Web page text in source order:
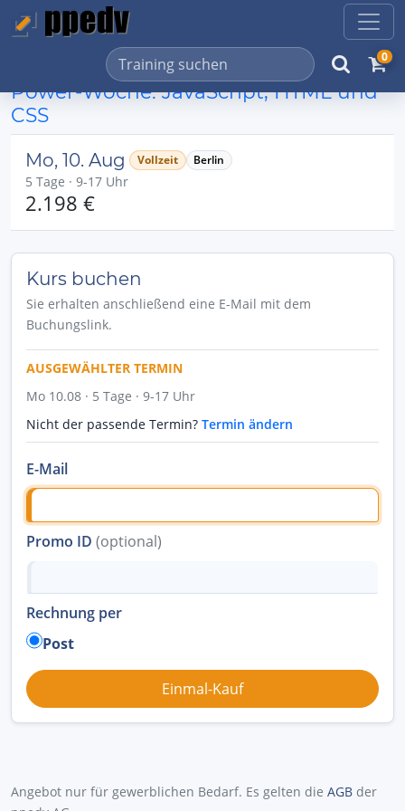
0
Power-Woche: JavaScript, HTML und
CSS
Mo, 10. Aug Vollzeit Berlin
5 Tage · 9-17 Uhr
2.198 €
Kurs buchen
Sie erhalten anschließend eine E-Mail mit dem
Buchungslink.
AUSGEWÄHLTER TERMIN
Mo 10.08 · 5 Tage · 9-17 Uhr
Nicht der passende Termin? Termin ändern
E-Mail
Promo ID (optional)
Rechnung per
Post
Angebot nur für gewerblichen Bedarf. Es gelten die AGB der